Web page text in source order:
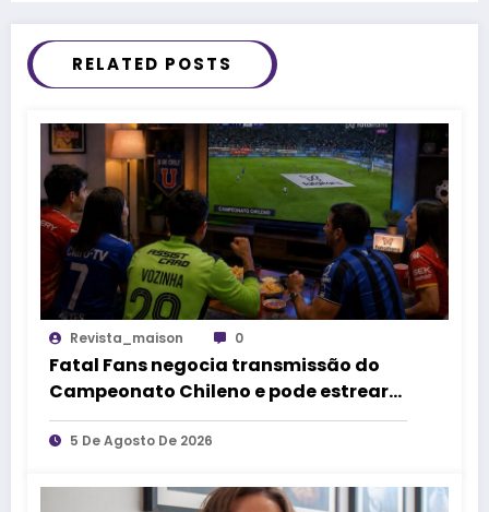
RELATED POSTS
Revista_maison 0
Fatal Fans negocia transmissão do
Campeonato Chileno e pode estrear
no mercado de competições
esportivas
5 De Agosto De 2026